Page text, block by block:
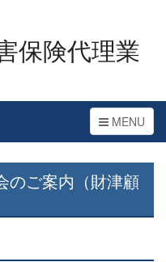
保険代理業
Toggle
navigation
MENU
のご案内（財津顧